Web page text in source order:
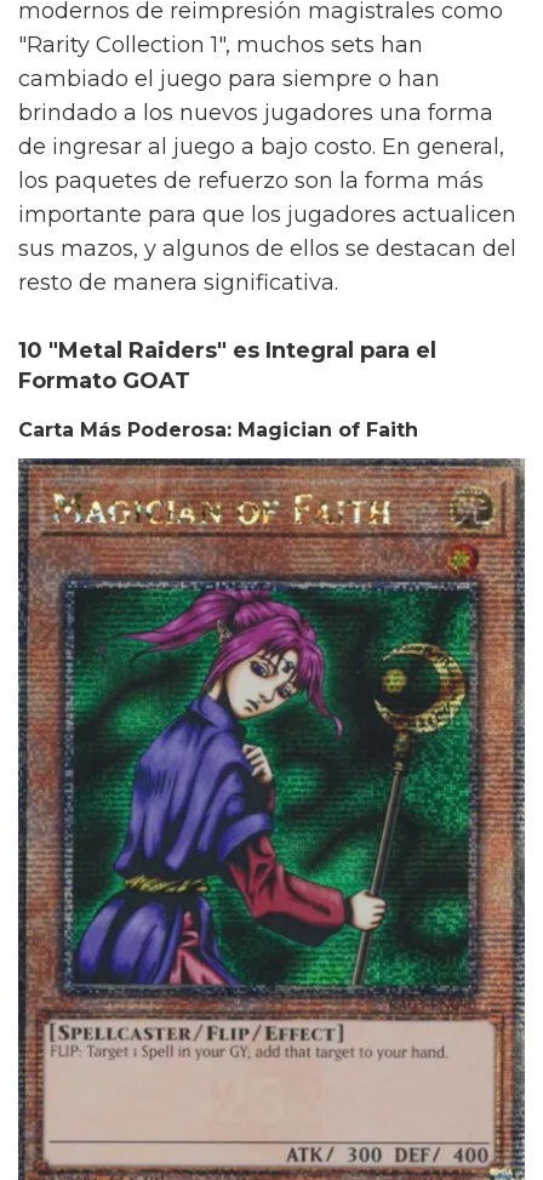
modernos de reimpresión magistrales como
"Rarity Collection 1", muchos sets han
cambiado el juego para siempre o han
brindado a los nuevos jugadores una forma
de ingresar al juego a bajo costo. En general,
los paquetes de refuerzo son la forma más
importante para que los jugadores actualicen
sus mazos, y algunos de ellos se destacan del
resto de manera significativa.
10 "Metal Raiders" es Integral para el
Formato GOAT
Carta Más Poderosa: Magician of Faith